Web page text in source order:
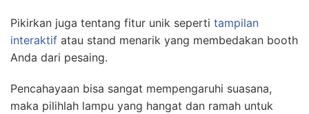
Pikirkan juga tentang fitur unik seperti tampilan
interaktif atau stand menarik yang membedakan booth
Anda dari pesaing.
Pencahayaan bisa sangat mempengaruhi suasana,
maka pilihlah lampu yang hangat dan ramah untuk